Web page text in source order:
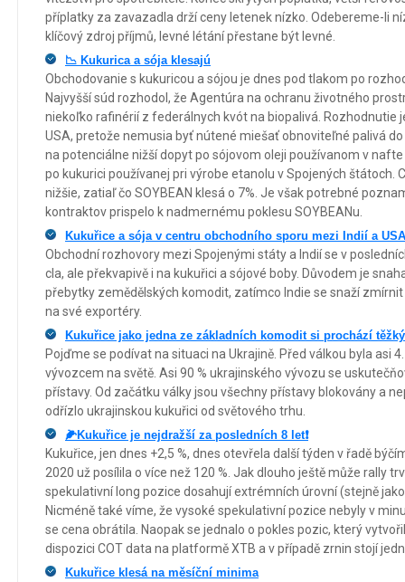
příplatky za zavazadla drží ceny letenek nízko. Odebereme-li
klíčový zdroj příjmů, levné létání přestane být levné.
📉 Kukurica a sója klesajú
Obchodovanie s kukuricou a sójou je dnes pod tlakom po
Najvyšší súd rozhodol, že Agentúra na ochranu životného
niekoľko rafinérií z federálnych kvót na biopalivá. Rozhodnutie
USA, pretože nemusia byť nútené miešať obnoviteľné palivá
na potenciálne nižší dopyt po sójovom oleji používanom v
po kukurici používanej pri výrobe etanolu v Spojených štátoch.
nižšie, zatiaľ čo SOYBEAN klesá o 7%. Je však potrebné
kontraktov prispelo k nadmernému poklesu SOYBEANu.
Kukuřice a sója v centru obchodního sporu mezi Indií a USA
Obchodní rozhovory mezi Spojenými státy a Indií se v
cla, ale překvapivě i na kukuřici a sójové boby. Důvodem je
přebytky zemědělských komodit, zatímco Indie se snaží
na své exportéry.
Kukuřice jako jedna ze základních komodit si prochází
Pojďme se podívat na situaci na Ukrajině. Před válkou byla asi
vývozcem na světě. Asi 90 % ukrajinského vývozu se
přístavy. Od začátku války jsou všechny přístavy blokovány a
odřízlo ukrajinskou kukuřici od světového trhu.
🌽Kukuřice je nejdražší za posledních 8 let❗
Kukuřice, jen dnes +2,5 %, dnes otevřela další týden v řadě
2020 už posílila o více než 120 %. Jak dlouho ještě může rally
spekulativní long pozice dosahují extrémních úrovní (stejně
Nicméně také víme, že vysoké spekulativní pozice nebyly v
se cena obrátila. Naopak se jednalo o pokles pozic, který
dispozici COT data na platformě XTB a v případě zrnin stojí
Kukuřice klesá na měsíční minima